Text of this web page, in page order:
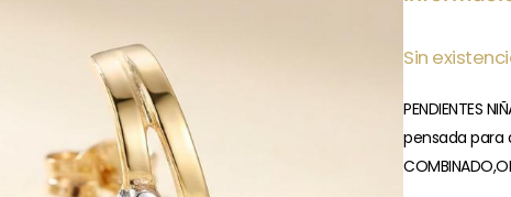
Sin
PENDIENTES
pensada para